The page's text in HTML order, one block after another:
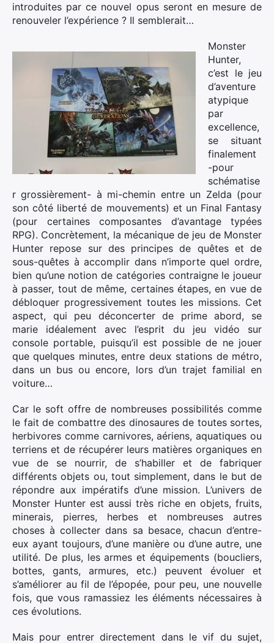
introduites par ce nouvel opus seront en mesure de
renouveler l’expérience ? Il semblerait…
Monster
Hunter,
c’est le jeu
d’aventure
atypique
par
excellence,
se situant
finalement
-pour
schématise
r grossièrement- à mi-chemin entre un Zelda (pour
son côté liberté de mouvements) et un Final Fantasy
(pour certaines composantes d’avantage typées
RPG). Concrètement, la mécanique de jeu de Monster
Hunter repose sur des principes de quêtes et de
sous-quêtes à accomplir dans n’importe quel ordre,
bien qu’une notion de catégories contraigne le joueur
à passer, tout de même, certaines étapes, en vue de
débloquer progressivement toutes les missions. Cet
aspect, qui peu déconcerter de prime abord, se
marie idéalement avec l’esprit du jeu vidéo sur
console portable, puisqu’il est possible de ne jouer
que quelques minutes, entre deux stations de métro,
dans un bus ou encore, lors d’un trajet familial en
voiture…
Car le soft offre de nombreuses possibilités comme
le fait de combattre des dinosaures de toutes sortes,
herbivores comme carnivores, aériens, aquatiques ou
terriens et de récupérer leurs matières organiques en
vue de se nourrir, de s’habiller et de fabriquer
différents objets ou, tout simplement, dans le but de
répondre aux impératifs d’une mission. L’univers de
Monster Hunter est aussi très riche en objets, fruits,
minerais, pierres, herbes et nombreuses autres
choses à collecter dans sa besace, chacun d’entre-
eux ayant toujours, d’une manière ou d’une autre, une
utilité. De plus, les armes et équipements (boucliers,
bottes, gants, armures, etc.) peuvent évoluer et
s’améliorer au fil de l’épopée, pour peu, une nouvelle
fois, que vous ramassiez les éléments nécessaires à
ces évolutions.
Mais pour entrer directement dans le vif du sujet,